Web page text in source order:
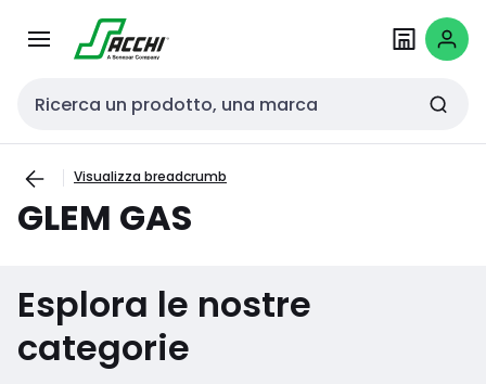
navigazionecontenuto
Cerca input
Visualizza breadcrumb
GLEM GAS
Esplora le nostre
categorie